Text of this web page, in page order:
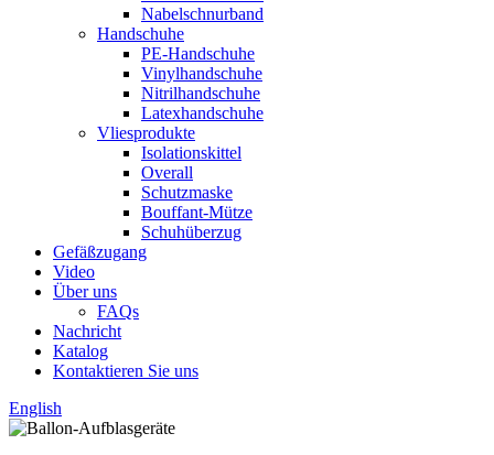
Nabelschnurband
Handschuhe
PE-Handschuhe
Vinylhandschuhe
Nitrilhandschuhe
Latexhandschuhe
Vliesprodukte
Isolationskittel
Overall
Schutzmaske
Bouffant-Mütze
Schuhüberzug
Gefäßzugang
Video
Über uns
FAQs
Nachricht
Katalog
Kontaktieren Sie uns
English